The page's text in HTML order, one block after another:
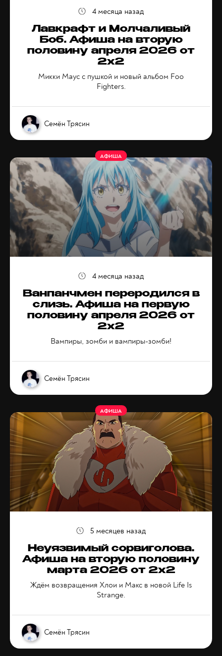
Лавкрафт и Молчаливый
Боб. Афиша на вторую
половину апреля 2026 от
2x2
Микки Маус с пушкой и новый альбом Foo
Fighters.
Семён Трясин
4 месяца назад
Ванпанчмен переродился в
слизь. Афиша на первую
половину апреля 2026 от
2x2
Вампиры, зомби и вампиры-зомби!
АФИША
Семён Трясин
4 месяца назад
Неуязвимый сорвиголова.
Афиша на вторую половину
марта 2026 от 2x2
Ждём возвращения Хлои и Макс в новой Life Is
Strange.
АФИША
Семён Трясин
5 месяцев назад